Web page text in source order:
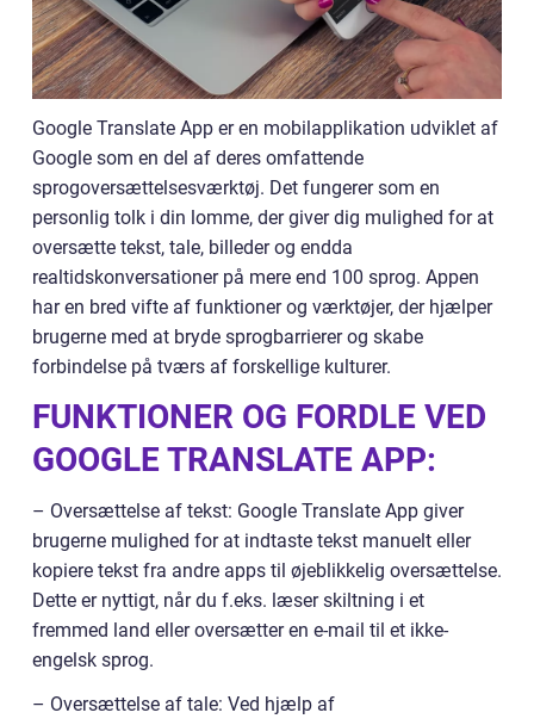
Google Translate App er en mobilapplikation udviklet af
Google som en del af deres omfattende
sprogoversættelsesværktøj. Det fungerer som en
personlig tolk i din lomme, der giver dig mulighed for at
oversætte tekst, tale, billeder og endda
realtidskonversationer på mere end 100 sprog. Appen
har en bred vifte af funktioner og værktøjer, der hjælper
brugerne med at bryde sprogbarrierer og skabe
forbindelse på tværs af forskellige kulturer.
FUNKTIONER OG FORDLE VED
GOOGLE TRANSLATE APP:
– Oversættelse af tekst: Google Translate App giver
brugerne mulighed for at indtaste tekst manuelt eller
kopiere tekst fra andre apps til øjeblikkelig oversættelse.
Dette er nyttigt, når du f.eks. læser skiltning i et
fremmed land eller oversætter en e-mail til et ikke-
engelsk sprog.
– Oversættelse af tale: Ved hjælp af